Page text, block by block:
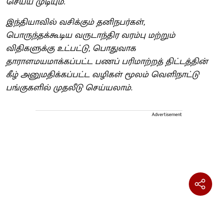
இந்தியாவில் வசிக்கும் தனிநபர்கள்,
பொருந்தக்கூடிய வருடாந்திர வரம்பு மற்றும்
விதிகளுக்கு உட்பட்டு, பொதுவாக
தாராளமயமாக்கப்பட்ட பணப் பரிமாற்றத் திட்டத்தின்
கீழ் அனுமதிக்கப்பட்ட வழிகள் மூலம் வெளிநாட்டு
பங்குகளில் முதலீடு செய்யலாம்.
Advertisement